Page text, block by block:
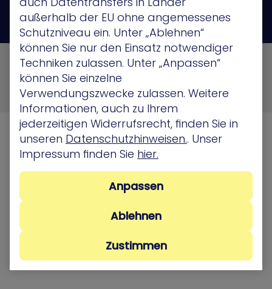
© 2026 XM Cyber All Rights Reserved
Privacy Policy Terms of Use
Security, Compliance and Privacy
außerhalb der EU ohne angemessenes
Schutzniveau ein. Unter „Ablehnen“
können Sie nur den Einsatz notwendiger
Techniken zulassen. Unter „Anpassen“
können Sie einzelne
Verwendungszwecke zulassen. Weitere
Informationen, auch zu Ihrem
jederzeitigen Widerrufsrecht, finden Sie in
unseren Datenschutzhinweisen.. Unser
Impressum finden Sie hier.
Ablehnen
Zustimmen
Anpassen